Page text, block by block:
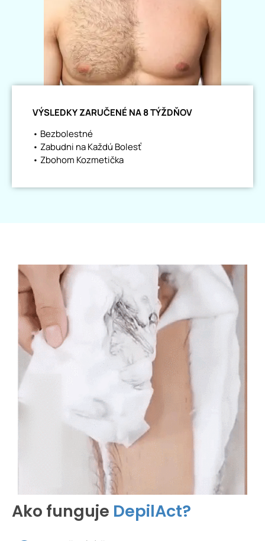
VÝSLEDKY ZARUČENÉ NA 8 TÝŽDŇOV
• Bezbolestné
• Zabudni na Každú Bolesť
• Zbohom Kozmetička
Ako funguje DepilAct?